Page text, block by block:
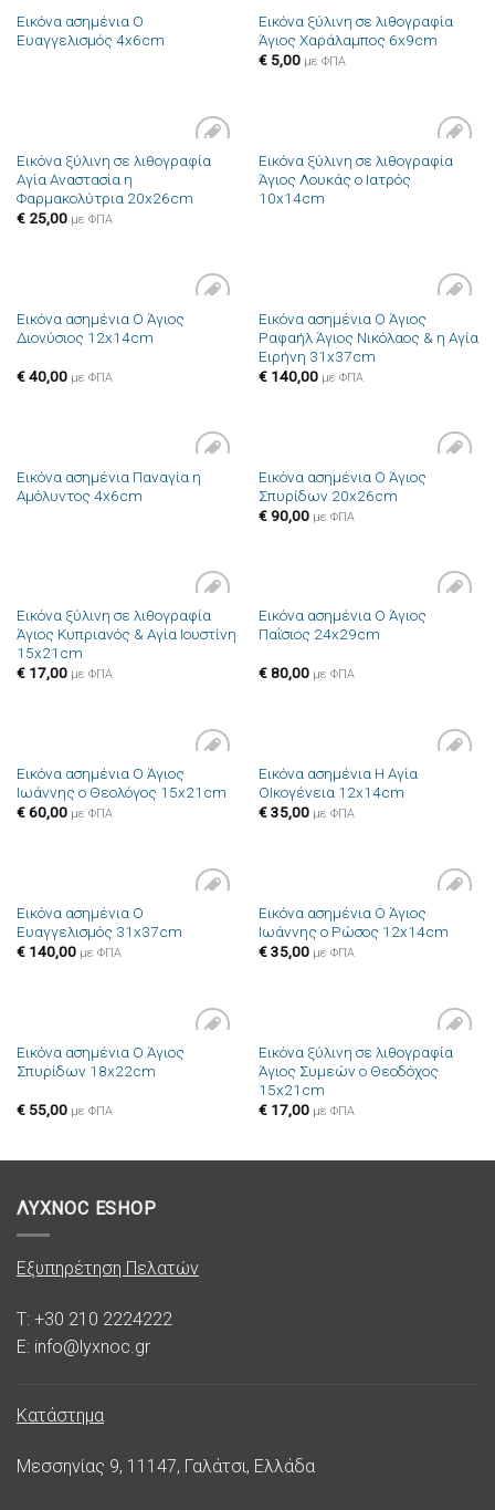
Εικόνα ασημένια Ο
Ευαγγελισμός 4x6cm
Εικόνα ξύλινη σε λιθογραφία
Άγιος Χαράλαμπος 6x9cm
€5,00 με ΦΠΑ
Πρόσθήκη
επιθυμιών
Εικόνα ξύλινη σε λιθογραφία
Αγία Αναστασία η
Φαρμακολύτρια 20x26cm
€25,00 με ΦΠΑ
Πρόσθήκη
στην λίστα
Εικόνα ξύλινη σε λιθογραφία
Άγιος Λουκάς ο Ιατρός
10x14cm
Πρόσθήκη
Εικόνα ασημένια Ο Άγιος
Διονύσιος 12x14cm
€40,00 με ΦΠΑ
Πρόσθήκη
στην λίστα
Εικόνα ασημένια Ο Άγιος
Ραφαήλ Άγιος Νικόλαος & η Αγία
Ειρήνη 31x37cm
€140,00 με ΦΠΑ
Πρόσθήκη
Εικόνα ασημένια Παναγία η
Αμόλυντος 4x6cm
Πρόσθήκη
Εικόνα ασημένια Ο Άγιος
Σπυρίδων 20x26cm
€90,00 με ΦΠΑ
Πρόσθήκη
στην λίστα
Εικόνα ξύλινη σε λιθογραφία
Άγιος Κυπριανός & Αγία Ιουστίνη
15x21cm
€17,00 με ΦΠΑ
Πρόσθήκη
Εικόνα ασημένια Ο Άγιος
Παΐσιος 24x29cm
€80,00 με ΦΠΑ
Πρόσθήκη
στην λίστα
Εικόνα ασημένια Ο Άγιος
Ιωάννης ο Θεολόγος 15x21cm
€60,00 με ΦΠΑ
Πρόσθήκη
Εικόνα ασημένια Η Αγία
ΟΙκογένεια 12x14cm
€35,00 με ΦΠΑ
στην λίστα
Εικόνα ασημένια Ο
Ευαγγελισμός 31x37cm
€140,00 με ΦΠΑ
Πρόσθήκη
στην λίστα
Εικόνα ασημένια Ο Άγιος
Ιωάννης ο Ρώσος 12x14cm
€35,00 με ΦΠΑ
Πρόσθήκη
Εικόνα ασημένια Ο Άγιος
Σπυρίδων 18x22cm
€55,00 με ΦΠΑ
Πρόσθήκη
στην λίστα
Εικόνα ξύλινη σε λιθογραφία
Άγιος Συμεών ο Θεοδόχος
15x21cm
€17,00 με ΦΠΑ
ΛΥΧΝΟC ESHOP
Εξυπηρέτηση Πελατών
T: +30 210 2224222
E: info@lyxnoc.gr
Κατάστημα
Μεσσηνίας 9, 11147, Γαλάτσι, Ελλάδα